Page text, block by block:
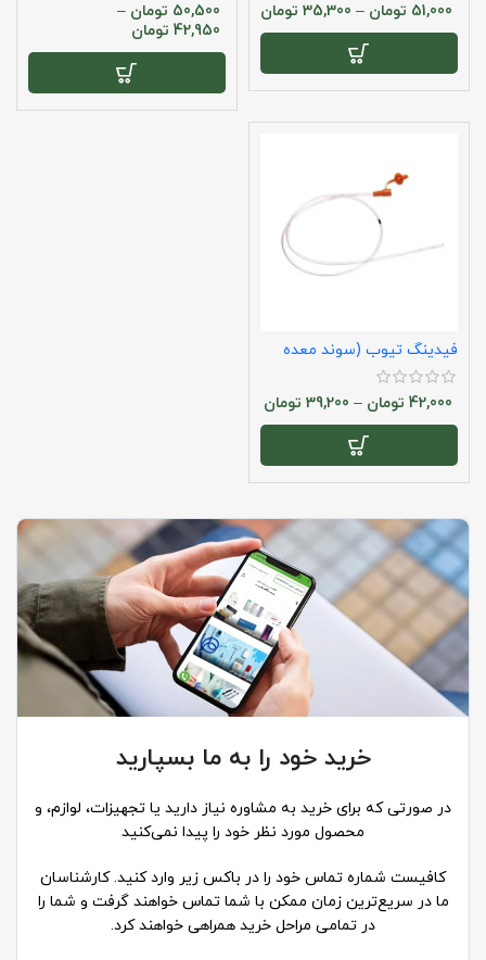
51,000 تومان –
35,300 تومان
50,500 تومان –
42,950 تومان
فیدینگ تیوب (سوند معده
اطفال) سوپا
42,000 تومان –
39,200 تومان
خرید خود را به ما بسپارید
در صورتی که برای خرید به مشاوره نیاز دارید یا تجهیزات، لوازم، و
محصول مورد نظر خود را پیدا نمی‌کنید
کافیست شماره تماس خود را در باکس زیر وارد کنید. کارشناسان
ما در سریع‌ترین زمان ممکن با شما تماس خواهند گرفت و شما را
در تمامی مراحل خرید همراهی خواهند کرد.